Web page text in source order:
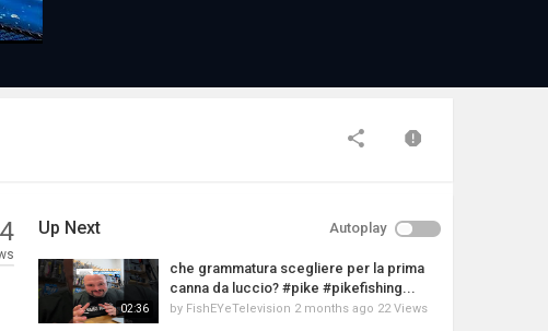
Up Next Autoplay
02:36
che grammatura scegliere per la prima
canna da luccio? #pike #pikefishing...
by FishEYeTelevision 2 months ago 22 Views